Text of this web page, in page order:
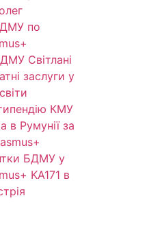
по
Світлані
заслуги у
КМУ
в Румунії за
БДМУ у
KA171 в